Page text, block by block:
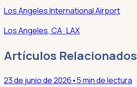
Los Angeles International Airport
Los Angeles, CA· LAX
Artículos Relacionados
23 de junio de 2026•5 min de lectura